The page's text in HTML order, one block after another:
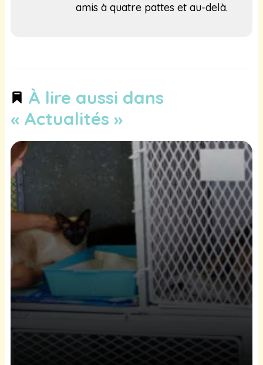
amis à quatre pattes et au-delà.
À lire aussi dans
« Actualités »